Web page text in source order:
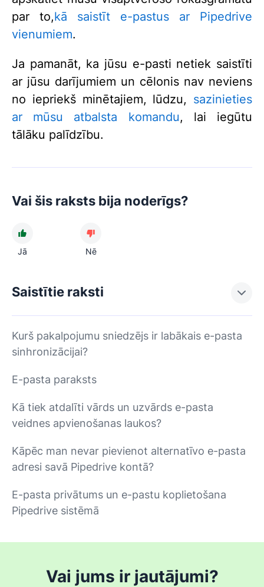
par to,kā saistīt e-pastus ar Pipedrive
vienumiem.
Ja pamanāt, ka jūsu e-pasti netiek saistīti
ar jūsu darījumiem un cēlonis nav neviens
no iepriekš minētajiem, lūdzu, sazinieties
ar mūsu atbalsta komandu, lai iegūtu
tālāku palīdzību.
Vai šis raksts bija noderīgs?
Jā Nē
Saistītie raksti
Kurš pakalpojumu sniedzējs ir labākais e-pasta
sinhronizācijai?
E-pasta paraksts
Kā tiek atdalīti vārds un uzvārds e-pasta
veidnes apvienošanas laukos?
Kāpēc man nevar pievienot alternatīvo e-pasta
adresi savā Pipedrive kontā?
E-pasta privātums un e-pastu koplietošana
Pipedrive sistēmā
Vai jums ir jautājumi?